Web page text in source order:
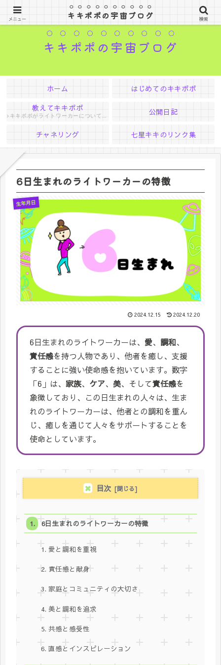
はるか遠く宇宙の果てからやってきたお姫様
キキポポの宇宙ブログ
ホーム
はじめてのキキポポ
教えてキキポポ
キキポポがライトワーカーについて色々教えてくれる 公開日記
チャネリング 七星キキのリンク集
6日生まれのライトワーカーの特徴
生年月日
2024.12.15 2024.12.20
6日生まれのライトワーカーは、 愛、 調和、
責任感を持つ人物であり、他者を癒し、支援
することに強い使命感を抱いています。数字
「6」は、 家族、 ケア、 美、そして責任感を
象徴しており、この日生まれの人々は、生ま
れのライトワーカーは、他者との調和を重ん
じ、癒しを通じて人々をサポートすることを
使命としています。
目次
6日生まれのライトワーカーの特徴
1. 愛と調和を重視
2. 責任感と献身
3. 家庭とコミュニティの大切さ
4. 美と調和を追求
5. 共感と感受性
6. 直感とインスピレーション
メニュー キキポポの宇宙ブログ 検索